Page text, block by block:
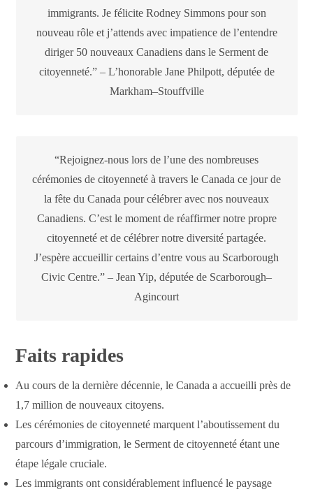
immigrants. Je félicite Rodney Simmons pour son
nouveau rôle et j’attends avec impatience de l’entendre
diriger 50 nouveaux Canadiens dans le Serment de
citoyenneté.” – L’honorable Jane Philpott, députée de
Markham–Stouffville
“Rejoignez-nous lors de l’une des nombreuses
cérémonies de citoyenneté à travers le Canada ce jour de
la fête du Canada pour célébrer avec nos nouveaux
Canadiens. C’est le moment de réaffirmer notre propre
citoyenneté et de célébrer notre diversité partagée.
J’espère accueillir certains d’entre vous au Scarborough
Civic Centre.” – Jean Yip, députée de Scarborough–
Agincourt
Faits rapides
Au cours de la dernière décennie, le Canada a accueilli près de
1,7 million de nouveaux citoyens.
Les cérémonies de citoyenneté marquent l’aboutissement du
parcours d’immigration, le Serment de citoyenneté étant une
étape légale cruciale.
Les immigrants ont considérablement influencé le paysage